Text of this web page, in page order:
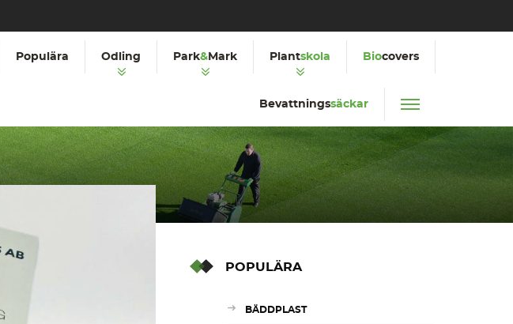
Populära Odling Park& Mark Plantskola Biocovers
Bevattningssäckar
POPULÄRA
BÄDDPLAST